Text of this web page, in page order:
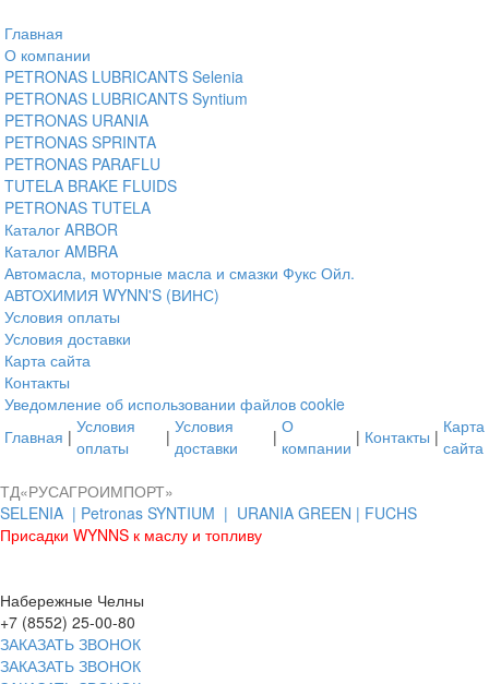
Главная
О компании
PETRONAS LUBRICANTS Selenia
PETRONAS LUBRICANTS Syntium
PETRONAS URANIA
PETRONAS SPRINTA
PETRONAS PARAFLU
TUTELA BRAKE FLUIDS
PETRONAS TUTELA
Каталог ARBOR
Каталог AMBRA
Автомасла, моторные масла и смазки Фукс Ойл.
АВТОХИМИЯ WYNN'S (ВИНС)
Условия оплаты
Условия доставки
Карта сайта
Контакты
Уведомление об использовании файлов cookie
Главная | Условия
оплаты
| Условия
доставки
| О
компании | Контакты | Карта
сайта
ТД«РУСАГРОИМПОРТ»
SELENIA | Petronas SYNTIUM | URANIA GREEN | FUCHS
Присадки WYNNS к маслу и топливу
Набережные Челны
+7 (8552) 25-00-80
ЗАКАЗАТЬ ЗВОНОК
ЗАКАЗАТЬ ЗВОНОК